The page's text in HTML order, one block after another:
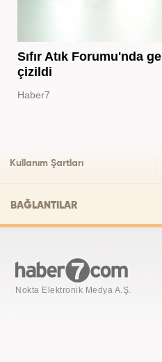
Sıfır Atık Forumu'nda
çizildi
Haber7
Kullanım Şartları
BAĞLANTILAR
Nokta Elektronik Medya A.Ş.